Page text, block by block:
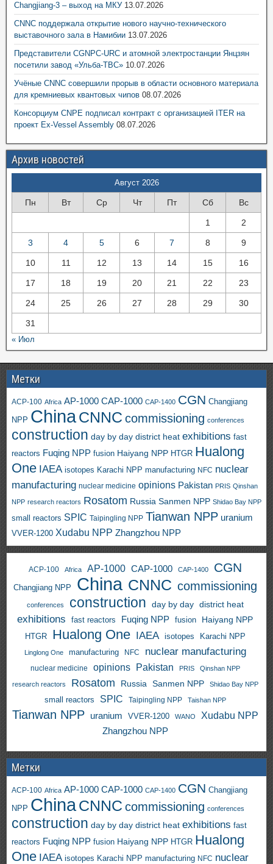
Changjiang-3 – выход на МКУ 13.07.2026
CNNC поддержала открытие нового научно-технического
выставочного зала в Намибии 13.07.2026
Представители CGNPC-URC и атомной электростанции Янцзян
посетили завод «Ульба-ТВС» 10.07.2026
Учёные CNNC совершили прорыв в области основного материала
для кремниевых квантовых чипов 08.07.2026
Консорциум CNPE подписал контракт с организацией ITER на
проект Ex-Vessel Assembly 08.07.2026
Архив новостей
Август 2026
Пн Вт Ср Чт Пт Сб Вс
1 2
3 4 5 6 7 8 9
10 11 12 13 14 15 16
17 18 19 20 21 22 23
24 25 26 27 28 29 30
31
« Июл
Метки
ACP-100 Africa AP-1000 CAP-1000 CAP-1400 CGN Changjiang
NPP ChinaCNNC commissioning conferences
construction day by day district heat exhibitions fast
reactors Fuqing NPP fusion Haiyang NPP HTGR Hualong
One IAEA isotopes Karachi NPP manufacturing NFC nuclear
manufacturing nuclear medicine opinions Pakistan PRIS Qinshan
NPP research reactors Rosatom Russia Sanmen NPP Shidao Bay NPP
small reactors SPIC Taipingling NPP Tianwan NPP uranium
VVER-1200 Xudabu NPP Zhangzhou NPP
ACP-100 Africa AP-1000 CAP-1000 CAP-1400 CGN
Changjiang NPP China CNNC commissioning
conferences construction day by day district heat
exhibitions fast reactors Fuqing NPP fusion Haiyang NPP
HTGR Hualong One IAEA isotopes Karachi NPP
Linglong One manufacturing NFC nuclear manufacturing
nuclear medicine opinions Pakistan PRIS Qinshan NPP
research reactors Rosatom Russia Sanmen NPP Shidao Bay NPP
small reactors SPIC Taipingling NPP Taishan NPP
Tianwan NPP uranium VVER-1200 WANO
Xudabu NPP
Zhangzhou NPP
Метки
ACP-100 Africa AP-1000 CAP-1000 CAP-1400 CGN Changjiang
NPP ChinaCNNC commissioning conferences
construction day by day district heat exhibitions fast
reactors Fuqing NPP fusion Haiyang NPP HTGR Hualong
One IAEA isotopes Karachi NPP manufacturing NFC nuclear